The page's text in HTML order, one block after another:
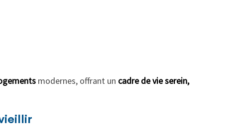
modernes, offrant un cadre de vie serein,